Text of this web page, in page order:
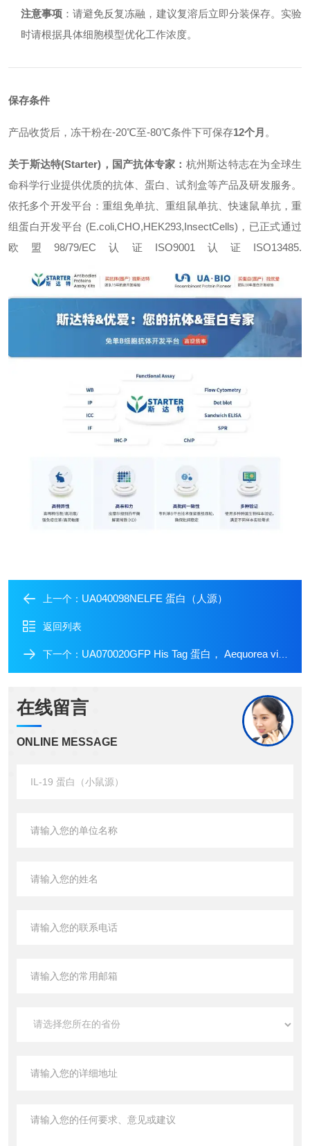
注意事项 ：请避免反复冻融，建议复溶后立即分装保存。实验
时请根据具体细胞模型优化工作浓度。
保存条件
产品收货后，冻干粉在-20℃至-80℃条件下可保存12个月 。
关于斯达特(Starter)，国产抗体专家： 杭州斯达特志在为全球生
命科学行业提供优质的抗体、蛋白、试剂盒等产品及研发服务。
依托多个开发平台：重组免单抗、重组鼠单抗、快速鼠单抗，重
组蛋白开发平台 (E.coli,CHO,HEK293,InsectCells)，已正式通过
欧盟98/79/EC认证ISO9001认证ISO13485.
上一个： UA040098NELFE 蛋白（人源）
返回列表
下一个： UA070020GFP His Tag 蛋白， Aequorea victoria
在线留言
ONLINE MESSAGE